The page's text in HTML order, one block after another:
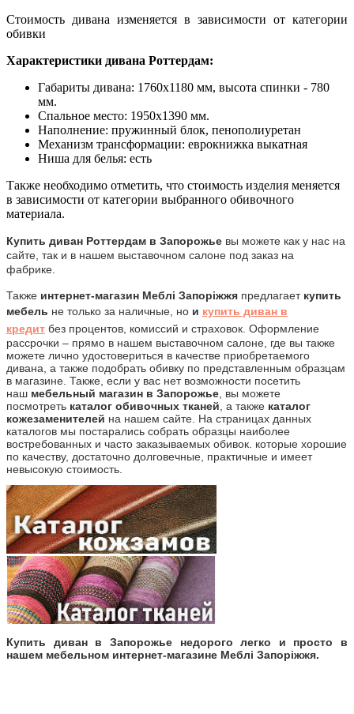
Стоимость дивана изменяется в зависимости от категории
обивки
Характеристики дивана Роттердам:
Габариты дивана: 1760х1180 мм, высота спинки - 780
мм.
Спальное место: 1950х1390 мм.
Наполнение: пружинный блок, пенополиуретан
Механизм трансформации: еврокнижка выкатная
Ниша для белья: есть
Также необходимо отметить, что стоимость изделия меняется
в зависимости от категории выбранного обивочного
материала.
Купить диван Роттердам в Запорожье вы можете как у нас на
сайте, так и в нашем выставочном салоне под заказ на
фабрике.
Также интернет-магазин Меблі Запоріжжя предлагает купить
мебель не только за наличные, но и купить диван в
кредит без процентов, комиссий и страховок. Оформление
рассрочки – прямо в нашем выставочном салоне, где вы также
можете лично удостовериться в качестве приобретаемого
дивана, а также подобрать обивку по представленным образцам
в магазине. Также, если у вас нет возможности посетить
наш мебельный магазин в Запорожье , вы можете
посмотреть каталог обивочных тканей , а также каталог
кожезаменителей на нашем сайте. На страницах данных
каталогов мы постарались собрать образцы наиболее
востребованных и часто заказываемых обивок. которые хорошие
по качеству, достаточно долговечные, практичные и имеет
невысокую стоимость.
Купить диван в Запорожье недорого легко и просто в
нашем мебельном интернет-магазине Меблі Запоріжжя.